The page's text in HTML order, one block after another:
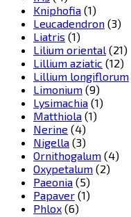
Kniphofia (1)
Leucadendron (3)
Liatris (1)
Lilium oriental (21)
Lillium aziatic (12)
Lillium longiflorum
Limonium (9)
Lysimachia (1)
Matthiola (1)
Nerine (4)
Nigella (3)
Ornithogalum (4)
Oxypetalum (2)
Paeonia (5)
Papaver (1)
Phlox (6)